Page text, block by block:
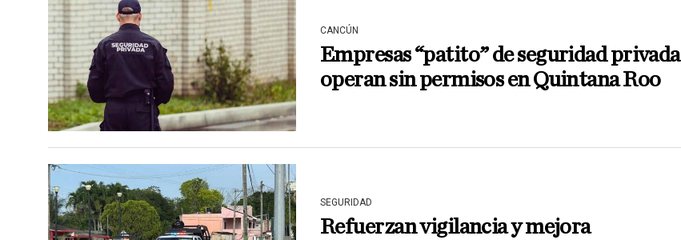
CANCÚN
Empresas “patito” de seguridad privada
operan sin permisos en Quintana Roo
SEGURIDAD
Refuerzan vigilancia y mejora